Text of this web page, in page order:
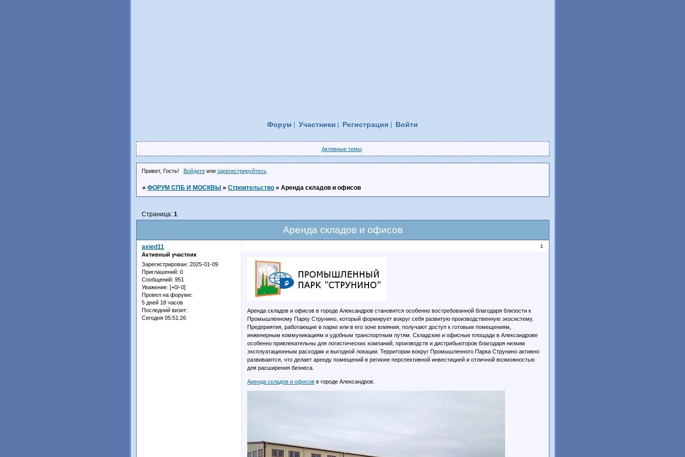
Форум Участники Регистрация Войти
Активные темы
Привет, Гость! Войдитеили зарегистрируйтесь.
»ФОРУМ СПБ И МОСКВЫ »Строительство »Аренда складов и офисов
Аренда складов и офисов
Страница:1
1
axied11
Активный участник
Зарегистрирован: 2025-01-09
Приглашений: 0
Сообщений: 951
Уважение: [+0/-0]
Провел на форуме:
5 дней 18 часов
Последний визит:
Сегодня 05:51:26
Аренда складов и офисов в городе Александров становится особенно востребованной благодаря близости к
Промышленному Парку Струнино, который формирует вокруг себя развитую производственную экосистему.
Предприятия, работающие в парке или в его зоне влияния, получают доступ к готовым помещениям,
инженерным коммуникациям и удобным транспортным путям. Складские и офисные площади в Александрове
особенно привлекательны для логистических компаний, производств и дистрибьюторов благодаря низким
эксплуатационным расходам и выгодной локации. Территории вокруг Промышленного Парка Струнино активно
развиваются, что делает аренду помещений в регионе перспективной инвестицией и отличной возможностью
для расширения бизнеса.
Аренда складов и офисов в городе Александров.